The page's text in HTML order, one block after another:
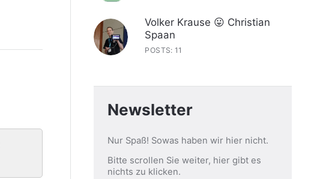
Volker Krause 😛 Christian
Spaan
POSTS: 11
Newsletter
Nur Spaß! Sowas haben wir hier nicht.
Bitte scrollen Sie weiter, hier gibt es
nichts zu klicken.